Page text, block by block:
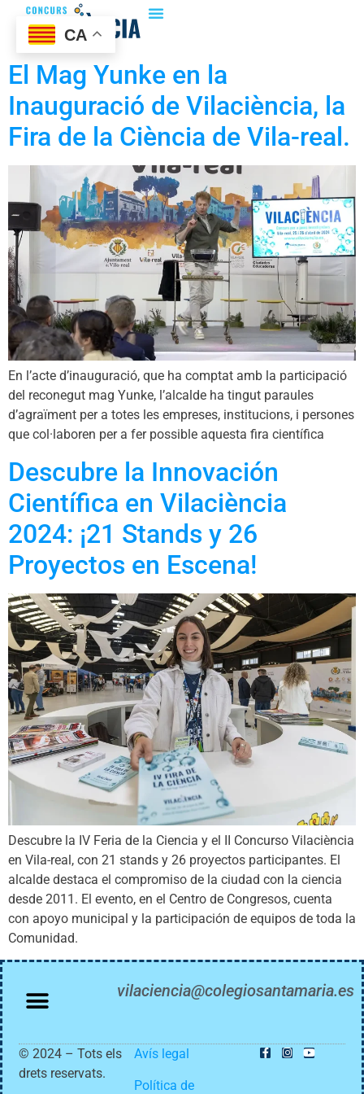
El Mag Yunke en la
Inauguració de Vilaciència, la
Fira de la Ciència de Vila-real.
En l’acte d’inauguració, que ha comptat amb la participació
del reconegut mag Yunke, l’alcalde ha tingut paraules
d’agraïment per a totes les empreses, institucions, i persones
que col·laboren per a fer possible aquesta fira científica
Descubre la Innovación
Científica en Vilaciència
2024: ¡21 Stands y 26
Proyectos en Escena!
Descubre la IV Feria de la Ciencia y el II Concurso Vilaciència
en Vila-real, con 21 stands y 26 proyectos participantes. El
alcalde destaca el compromiso de la ciudad con la ciencia
desde 2011. El evento, en el Centro de Congresos, cuenta
con apoyo municipal y la participación de equipos de toda la
Comunidad.
vilaciencia@colegiosantamaria.es
© 2024 – Tots els
drets reservats.
Avís legal
Política de
CA